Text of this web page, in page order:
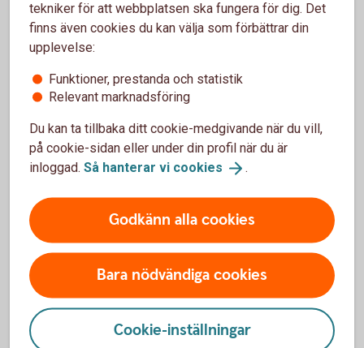
över hur Sveriges företag mår.
Företagande
Swedbank TV
I våra program kommenteras och analyseras aktuella
händelser på börsen, makroanalys och i
TV-sändningar, Swedbank TV
tekniker för att webbplatsen ska fungera för dig. Det
finns även cookies du kan välja som förbättrar din
upplevelse:
Funktioner, prestanda och statistik
Relevant marknadsföring
Du kan ta tillbaka ditt cookie-medgivande när du vill,
på cookie-sidan eller under din profil när du är
inloggad. Så hanterar vi cookies .
Godkänn alla cookies
Bara nödvändiga cookies
Cookie-inställningar